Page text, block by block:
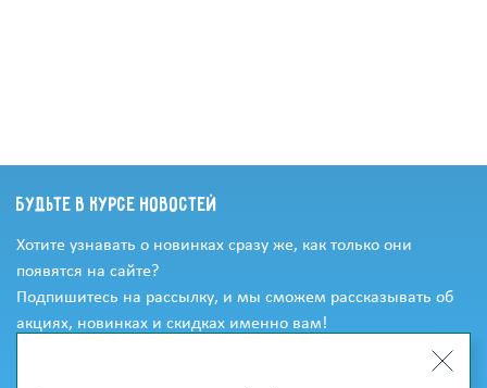
Будьте в курсе новостей
Хотите узнавать о новинках сразу же, как только они
появятся на сайте?
Подпишитесь на рассылку, и мы сможем рассказывать об
акциях, новинках и скидках именно вам!